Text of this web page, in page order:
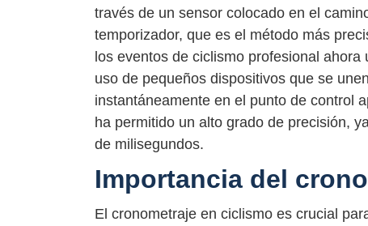
través de un sensor colocado en el
temporizador, que es el método más
los eventos de ciclismo profesional
uso de pequeños dispositivos que se
instantáneamente en el punto de control
ha permitido un alto grado de precisión,
de milisegundos.
Importancia del
El cronometraje en ciclismo es crucial